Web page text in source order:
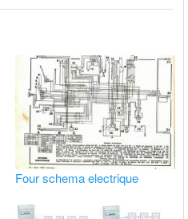
Four schema electrique